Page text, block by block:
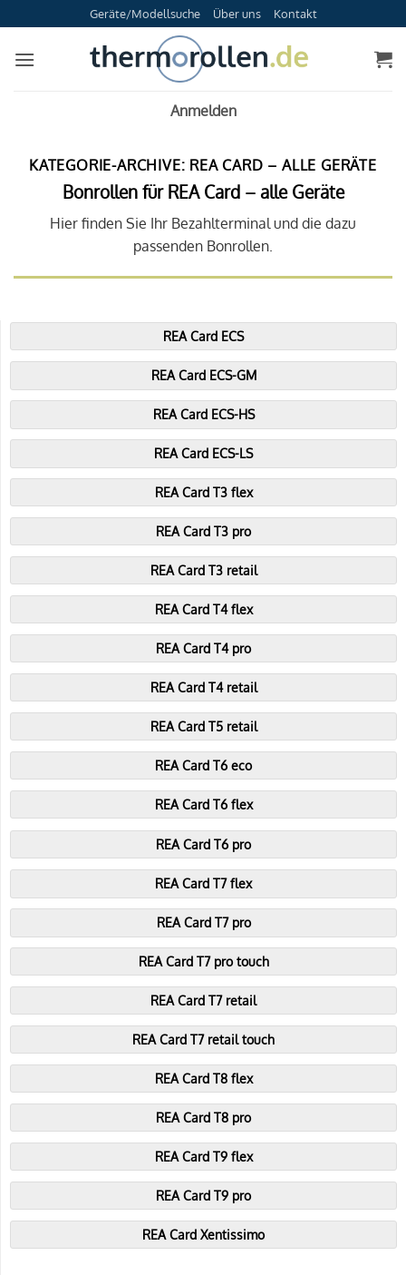
Inhalt
springen
Geräte/Modellsuche Über uns Kontakt
Anmelden
KATEGORIE-ARCHIVE: REA CARD – ALLE GERÄTE
Bonrollen für REA Card – alle Geräte
Hier finden Sie Ihr Bezahlterminal und die dazu
passenden Bonrollen.
REA Card ECS
REA Card ECS-GM
REA Card ECS-HS
REA Card ECS-LS
REA Card T3 flex
REA Card T3 pro
REA Card T3 retail
REA Card T4 flex
REA Card T4 pro
REA Card T4 retail
REA Card T5 retail
REA Card T6 eco
REA Card T6 flex
REA Card T6 pro
REA Card T7 flex
REA Card T7 pro
REA Card T7 pro touch
REA Card T7 retail
REA Card T7 retail touch
REA Card T8 flex
REA Card T8 pro
REA Card T9 flex
REA Card T9 pro
REA Card Xentissimo